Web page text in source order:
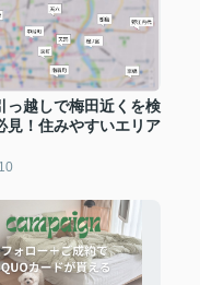
っ越しで梅田近くを検
見！住みやすいエリア